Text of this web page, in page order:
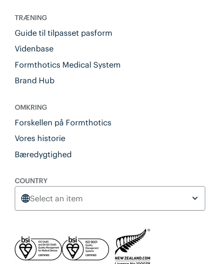
TRÆNING
Guide til tilpasset pasform
Videnbase
Formthotics Medical System
Brand Hub
OMKRING
Forskellen på Formthotics
Vores historie
Bæredygtighed
COUNTRY
Select an item